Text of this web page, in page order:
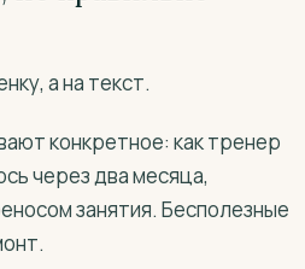
а на текст.
конкретное: как тренер
через два месяца,
занятия. Бесполезные